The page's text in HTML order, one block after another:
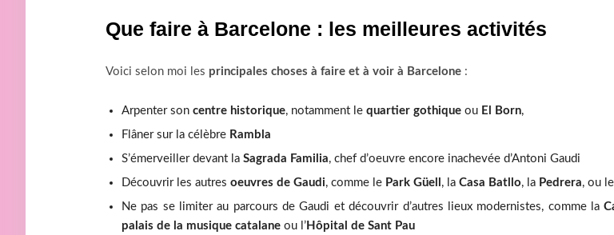
Que faire à Barcelone : les meilleures activités
Voici selon moi les principales choses à faire et à voir à Barcelone :
Arpenter son centre historique, notamment le quartier gothique ou El Born,
Flâner sur la célèbre Rambla
S’émerveiller devant la Sagrada Familia, chef d’oeuvre encore inachevée d’Antoni Gaudi
Découvrir les autres oeuvres de Gaudi, comme le Park Güell , la Casa Batllo, la Pedrera, ou le
Ne pas se limiter au parcours de Gaudi et découvrir d’autres lieux modernistes, comme la
palais de la musique catalane ou l’ Hôpital de Sant Pau